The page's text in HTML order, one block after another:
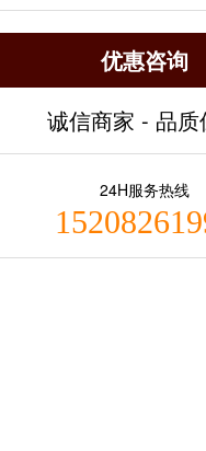
优惠咨询
诚信商家 - 品质
24H服务热线